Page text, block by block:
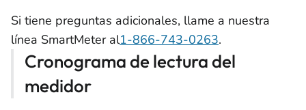
Si tiene preguntas adicionales, llame a nuestra
línea SmartMeter al1-866-743-0263.
Cronograma de lectura del
medidor